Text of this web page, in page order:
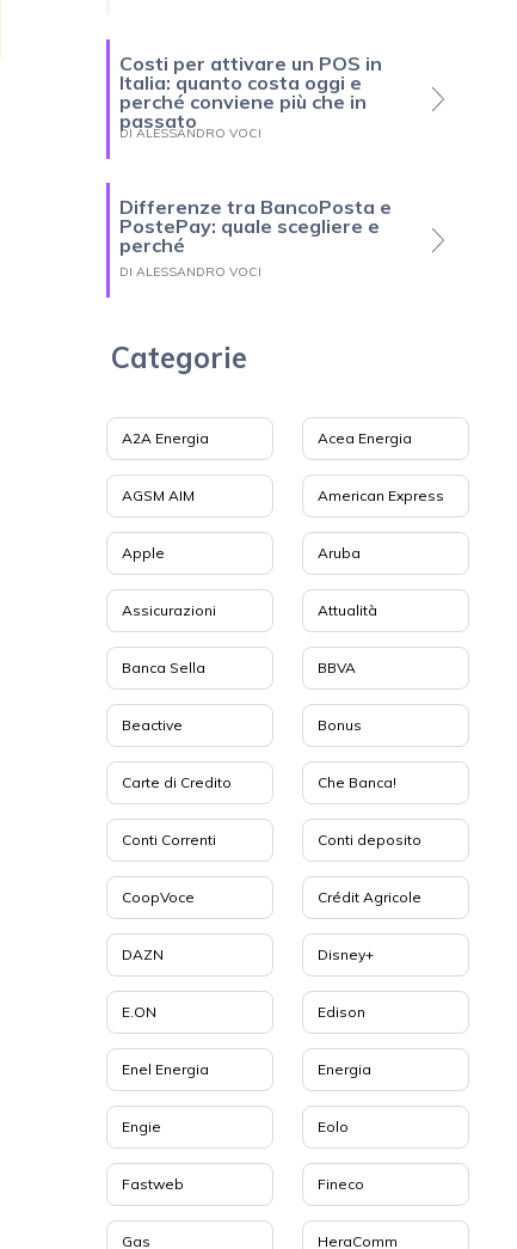
Costi per attivare un POS in
Italia: quanto costa oggi e
perché conviene più che in
passato
DI ALESSANDRO VOCI
Differenze tra BancoPosta e
PostePay: quale scegliere e
perché
DI ALESSANDRO VOCI
Categorie
A2A Energia Acea Energia
AGSM AIM American Express
Apple Aruba
Assicurazioni Attualità
Banca Sella BBVA
Beactive Bonus
Carte di Credito Che Banca!
Conti Correnti Conti deposito
CoopVoce Crédit Agricole
DAZN Disney+
E.ON Edison
Enel Energia Energia
Engie Eolo
Fastweb Fineco
Gas HeraComm